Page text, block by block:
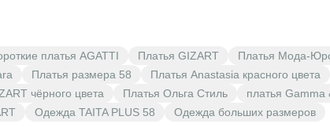
платья AGATTI Платья GIZART
Платья Мода-
Платья размера 58
Платья Anastasia красного цвета
чёрного цвета Платья Ольга Стиль
платья Gamma
Одежда TAITA PLUS 58 Одежда больших размеров